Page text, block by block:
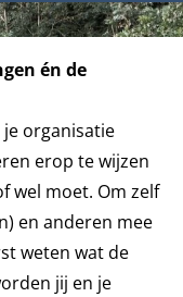
én de
organisatie
erop te wijzen
wel moet. Om zelf
en anderen mee
weten wat de
jij en je